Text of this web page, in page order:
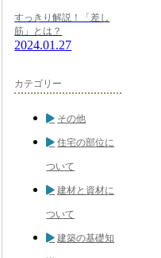
すっきり解説！「差し
筋」とは？
2024.01.27
カテゴリー
その他
住宅の部位に
ついて
建材と資材に
ついて
建築の基礎知